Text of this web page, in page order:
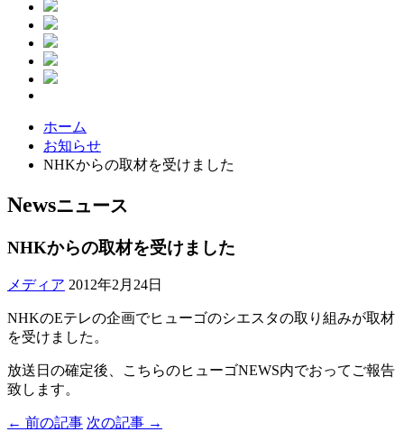
ホーム
お知らせ
NHKからの取材を受けました
Newsニュース
NHKからの取材を受けました
メディア 2012年2月24日
NHKのEテレの企画でヒューゴのシエスタの取り組みが取材
を受けました。
放送日の確定後、こちらのヒューゴNEWS内でおってご報告
致します。
← 前の記事 次の記事 →